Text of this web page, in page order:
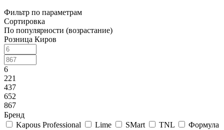
Фильтр по параметрам
Сортировка
По популярности (возрастание)
Розница Киров
6
221
437
652
867
Бренд
Kapous Professional
Lime SMart TNL
Формула